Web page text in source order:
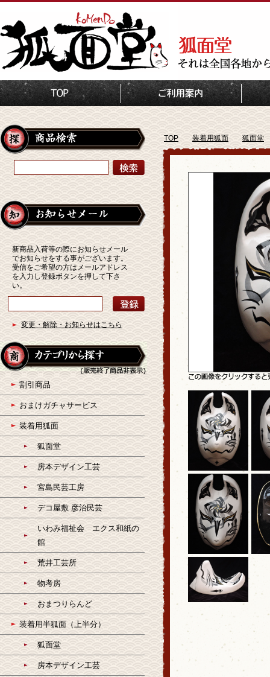
TOP 装着用狐面 狐面堂
新商品入荷等の際にお知らせメール
でお知らせをする事がございます。
受信をご希望の方はメールアドレス
を入力し登録ボタンを押して下さ
い。
変更・解除・お知らせはこちら
割引商品
おまけガチャサービス
装着用狐面
狐面堂
房本デザイン工芸
宮島民芸工房
デコ屋敷 彦治民芸
いわみ福祉会 エクス和紙の
館
荒井工芸所
物考房
おまつりらんど
装着用半狐面（上半分）
狐面堂
房本デザイン工芸